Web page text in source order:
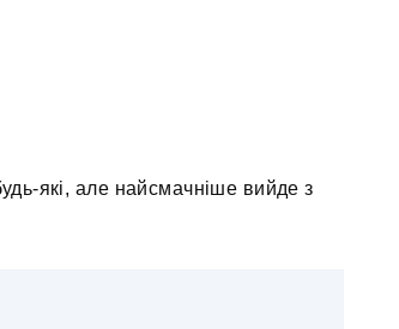
які, але найсмачніше вийде з